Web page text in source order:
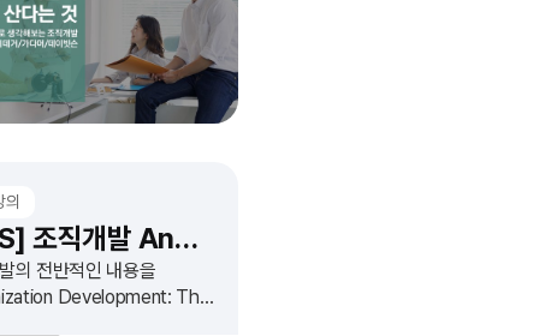
의
[KOS] 조직개발 Anderson1
의 전반적인 내용을
Development: The